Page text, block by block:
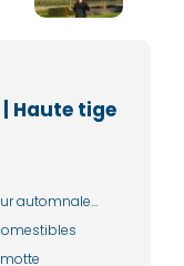
Haute tige
automnale